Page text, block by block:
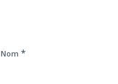
Nom *